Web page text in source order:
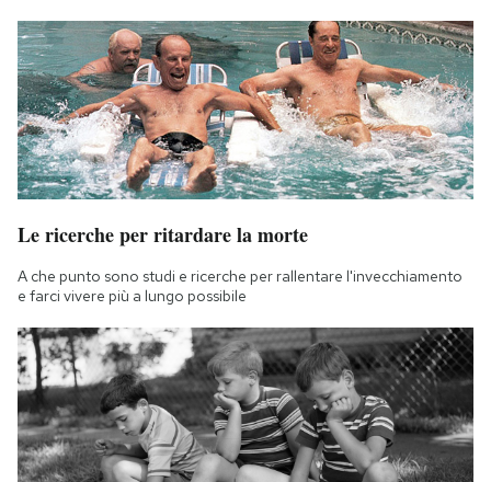
Le ricerche per ritardare la morte
A che punto sono studi e ricerche per rallentare l'invecchiamento
e farci vivere più a lungo possibile